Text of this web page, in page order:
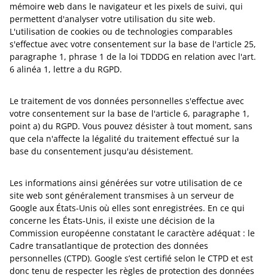
mémoire web dans le navigateur et les pixels de suivi, qui
permettent d'analyser votre utilisation du site web.
L'utilisation de cookies ou de technologies comparables
s'effectue avec votre consentement sur la base de l'article 25,
paragraphe 1, phrase 1 de la loi TDDDG en relation avec l'art.
6 alinéa 1, lettre a du RGPD.
Le traitement de vos données personnelles s'effectue avec
votre consentement sur la base de l'article 6, paragraphe 1,
point a) du RGPD. Vous pouvez désister à tout moment, sans
que cela n'affecte la légalité du traitement effectué sur la
base du consentement jusqu'au désistement.
Les informations ainsi générées sur votre utilisation de ce
site web sont généralement transmises à un serveur de
Google aux États-Unis où elles sont enregistrées. En ce qui
concerne les États-Unis, il existe une décision de la
Commission européenne constatant le caractère adéquat : le
Cadre transatlantique de protection des données
personnelles (CTPD). Google s’est certifié selon le CTPD et est
donc tenu de respecter les règles de protection des données